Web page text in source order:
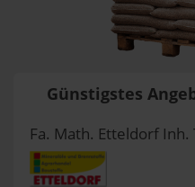
Günstigstes
Fa. Math. Etteldorf